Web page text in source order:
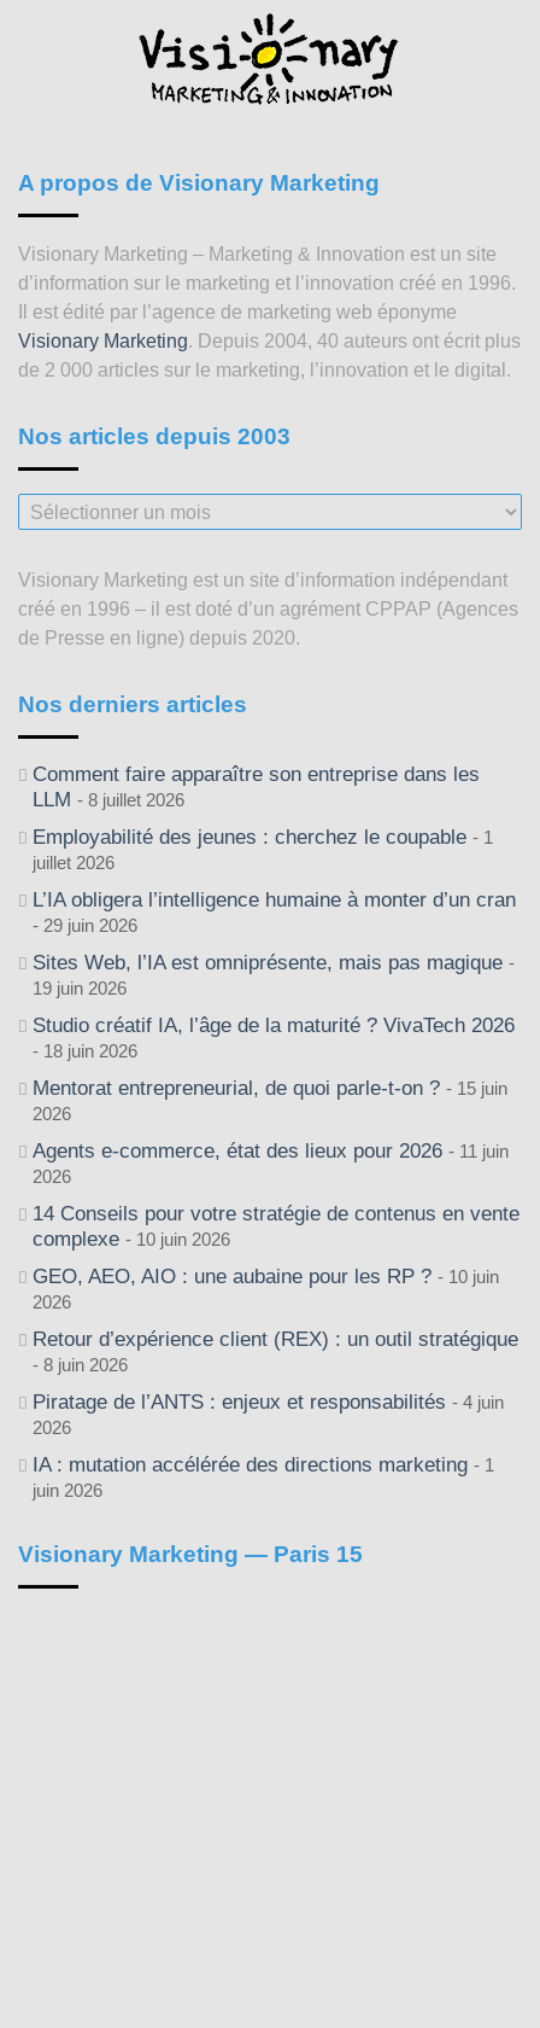
A propos de Visionary Marketing
Visionary Marketing – Marketing & Innovation est un site
d’information sur le marketing et l’innovation créé en 1996.
Il est édité par l’agence de marketing web éponyme
Visionary Marketing. Depuis 2004, 40 auteurs ont écrit plus
de 2 000 articles sur le marketing, l’innovation et le digital.
Nos articles depuis 2003
Nos
articles
2003
Visionary Marketing est un site d’information indépendant
créé en 1996 – il est doté d’un agrément CPPAP (Agences
de Presse en ligne) depuis 2020.
Nos derniers articles
Comment faire apparaître son entreprise dans les
LLM
8 juillet 2026
Employabilité des jeunes : cherchez le coupable
1
juillet 2026
L’IA obligera l’intelligence humaine à monter d’un cran
29 juin 2026
Sites Web, l’IA est omniprésente, mais pas magique
19 juin 2026
Studio créatif IA, l’âge de la maturité ? VivaTech 2026
18 juin 2026
Mentorat entrepreneurial, de quoi parle-t-on ?
15 juin
2026
Agents e-commerce, état des lieux pour 2026
11 juin
2026
14 Conseils pour votre stratégie de contenus en vente
complexe
10 juin 2026
GEO, AEO, AIO : une aubaine pour les RP ?
10 juin
2026
Retour d’expérience client (REX) : un outil stratégique
8 juin 2026
Piratage de l’ANTS : enjeux et responsabilités
4 juin
2026
IA : mutation accélérée des directions marketing
1
juin 2026
Visionary Marketing — Paris 15